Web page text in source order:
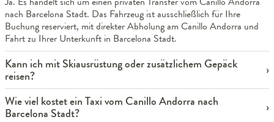
nach Barcelona Stadt. Das Fahrzeug ist ausschließlich für Ihre
Buchung reserviert, mit direkter Abholung am Canillo Andorra und
Fahrt zu Ihrer Unterkunft in Barcelona Stadt.
Kann ich mit Skiausrüstung oder zusätzlichem Gepäck
reisen?
Wie viel kostet ein Taxi vom Canillo Andorra nach
Barcelona Stadt?